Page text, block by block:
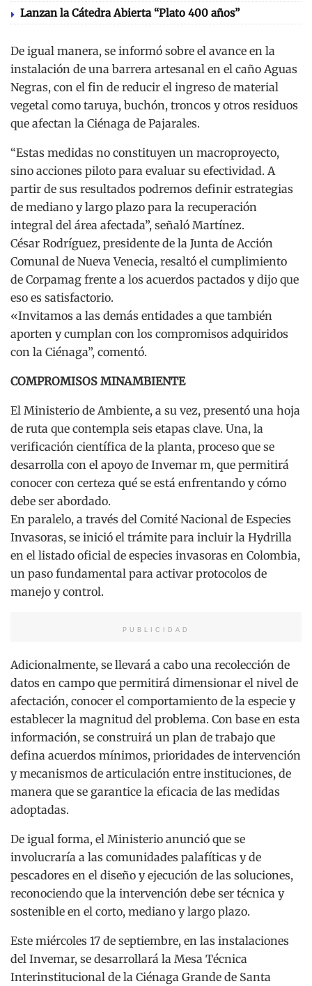
Lanzan la Cátedra Abierta “Plato 400 años”
De igual manera, se informó sobre el avance en la
instalación de una barrera artesanal en el caño Aguas
Negras, con el fin de reducir el ingreso de material
vegetal como taruya, buchón, troncos y otros residuos
que afectan la Ciénaga de Pajarales.
“Estas medidas no constituyen un macroproyecto,
sino acciones piloto para evaluar su efectividad. A
partir de sus resultados podremos definir estrategias
de mediano y largo plazo para la recuperación
integral del área afectada”, señaló Martínez.
César Rodríguez, presidente de la Junta de Acción
Comunal de Nueva Venecia, resaltó el cumplimiento
de Corpamag frente a los acuerdos pactados y dijo que
eso es satisfactorio.
«Invitamos a las demás entidades a que también
aporten y cumplan con los compromisos adquiridos
con la Ciénaga”, comentó.
COMPROMISOS MINAMBIENTE
El Ministerio de Ambiente, a su vez, presentó una hoja
de ruta que contempla seis etapas clave. Una, la
verificación científica de la planta, proceso que se
desarrolla con el apoyo de Invemar m, que permitirá
conocer con certeza qué se está enfrentando y cómo
debe ser abordado.
En paralelo, a través del Comité Nacional de Especies
Invasoras, se inició el trámite para incluir la Hydrilla
en el listado oficial de especies invasoras en Colombia,
un paso fundamental para activar protocolos de
manejo y control.
PUBLICIDAD
Adicionalmente, se llevará a cabo una recolección de
datos en campo que permitirá dimensionar el nivel de
afectación, conocer el comportamiento de la especie y
establecer la magnitud del problema. Con base en esta
información, se construirá un plan de trabajo que
defina acuerdos mínimos, prioridades de intervención
y mecanismos de articulación entre instituciones, de
manera que se garantice la eficacia de las medidas
adoptadas.
De igual forma, el Ministerio anunció que se
involucraría a las comunidades palafíticas y de
pescadores en el diseño y ejecución de las soluciones,
reconociendo que la intervención debe ser técnica y
sostenible en el corto, mediano y largo plazo.
Este miércoles 17 de septiembre, en las instalaciones
del Invemar, se desarrollará la Mesa Técnica
Interinstitucional de la Ciénaga Grande de Santa